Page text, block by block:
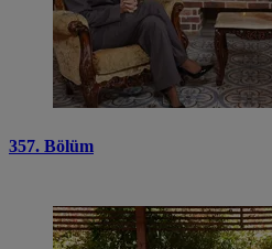
357. Bölüm